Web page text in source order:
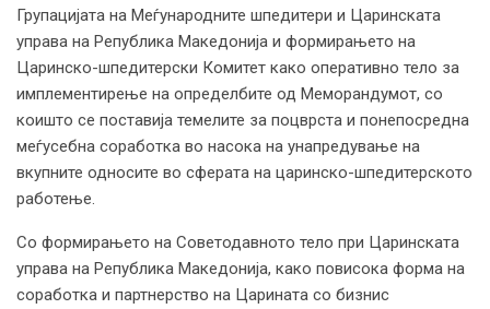
Групацијата на Меѓународните шпедитери и Царинската
управа на Република Македонија и формирањето на
Царинско-шпедитерски Комитет како оперативно тело за
имплементирење на определбите од Меморандумот, со
коишто се поставија темелите за поцврста и понепосредна
меѓусебна соработка во насока на унапредување на
вкупните односите во сферата на царинско-шпедитерското
работење.
Со формирањето на Советодавното тело при Царинската
управа на Република Македонија, како повисока форма на
соработка и партнерство на Царината со бизнис